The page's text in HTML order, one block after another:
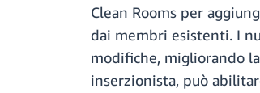
Clean Rooms per
dai membri esistenti. I
modifiche, migliorando
inserzionista, può